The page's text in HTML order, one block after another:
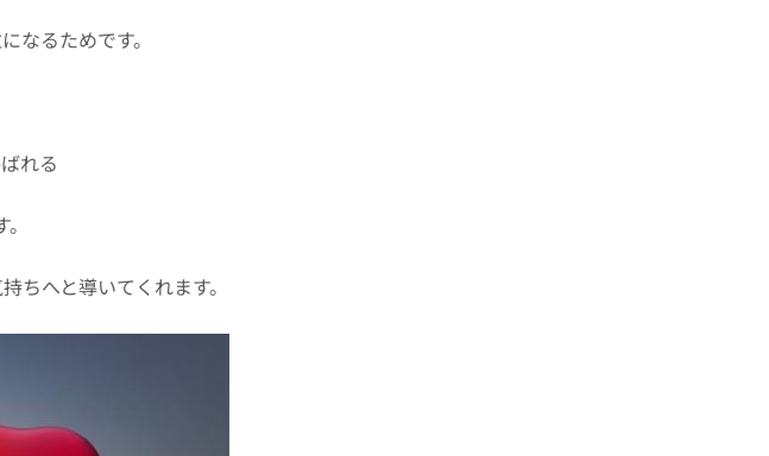
なるためです。
れる
ちへと導いてくれます。